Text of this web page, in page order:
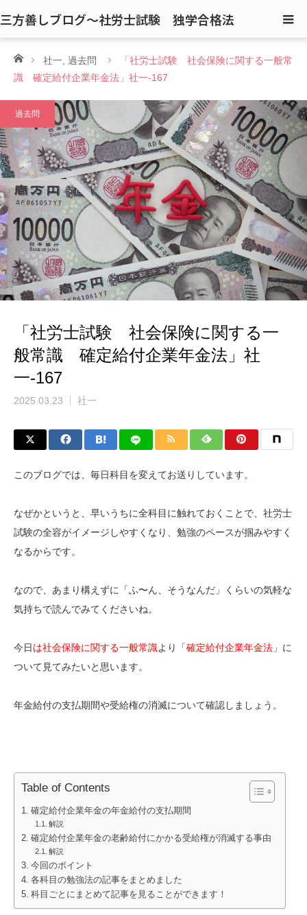
三方善しブログ〜社労士試験 独学合格法
ホーム社一 過去問
「社労士試験 社会保険に関する一般常
識 確定給付企業年金法」社一-167
過去問
「社労士試験 社会保険に関する一
般常識 確定給付企業年金法」社
一-167
2025.03.23 社一
このブログでは、毎日科目を変えてお送りしています。
なぜかというと、早いうちに全科目に触れておくことで、社労士
試験の全容がイメージしやすくなり、勉強のペースが掴みやすく
なるからです。
なので、あまり構えずに「ふ〜ん、そうなんだ」くらいの気軽な
気持ちで読んでみてくださいね。
今日は社会保険に関する一般常識より「確定給付企業年金法 」に
ついて見てみたいと思います。
年金給付の支払期間や受給権の消滅について確認しましょう。
Table of Contents
確定給付企業年金の年金給付の支払期間
解説
確定給付企業年金の老齢給付にかかる受給権が消滅する事由
解説
今回のポイント
各科目の勉強法の記事をまとめました
科目ごとにまとめて記事を見ることができます！